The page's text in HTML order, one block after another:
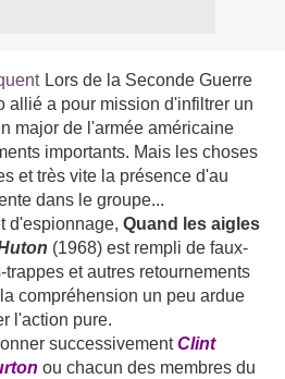
Lors de la Seconde Guerre
allié a pour mission d'infiltrer un
major de l'armée américaine
importants. Mais les choses
et très vite la présence d'au
dans le groupe...
d'espionnage, Quand les aigles
(1968) est rempli de faux-
et autres retournements
compréhension un peu ardue
l'action pure.
successivementClint
ou chacun des membres du